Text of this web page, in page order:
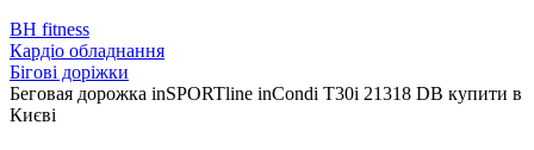
BH fitness
Кардіо обладнання
Бігові доріжки
Беговая дорожка inSPORTline inCondi T30i 21318 DB купити в
Києві